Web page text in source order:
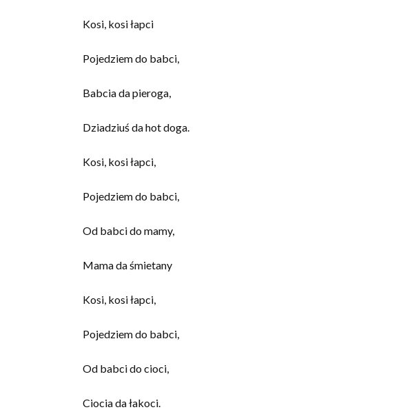
Kosi, kosi łapci
Pojedziem do babci,
Babcia da pieroga,
Dziadziuś da hot doga.
Kosi, kosi łapci,
Pojedziem do babci,
Od babci do mamy,
Mama da śmietany
Kosi, kosi łapci,
Pojedziem do babci,
Od babci do cioci,
Ciocia da łakoci.